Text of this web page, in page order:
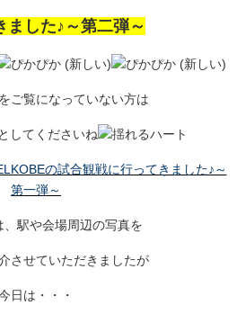
ました♪～第二弾～
ご覧になっていない方は
してくださいね
の試合観戦に行ってきました♪～
第一弾～
、駅や会場周辺の写真を
させていただきましたが
日は・・・